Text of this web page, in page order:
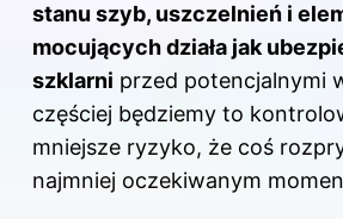
stanu szyb, uszczelnień i
mocujących działa jak
szklarni przed potencjalnymi
częściej będziemy to
mniejsze ryzyko, że coś
najmniej oczekiwanym